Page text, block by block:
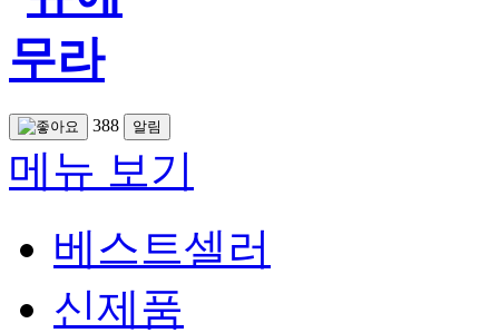
388 알림
메뉴 보기
베스트셀러
신제품